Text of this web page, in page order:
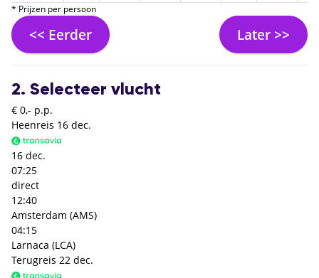
* Prijzen per persoon
<< Eerder Later >>
2. Selecteer vlucht
€ 0,- p.p.
Heenreis 16 dec.
16 dec.
07:25
direct
12:40
Amsterdam (AMS)
04:15
Larnaca (LCA)
Terugreis 22 dec.